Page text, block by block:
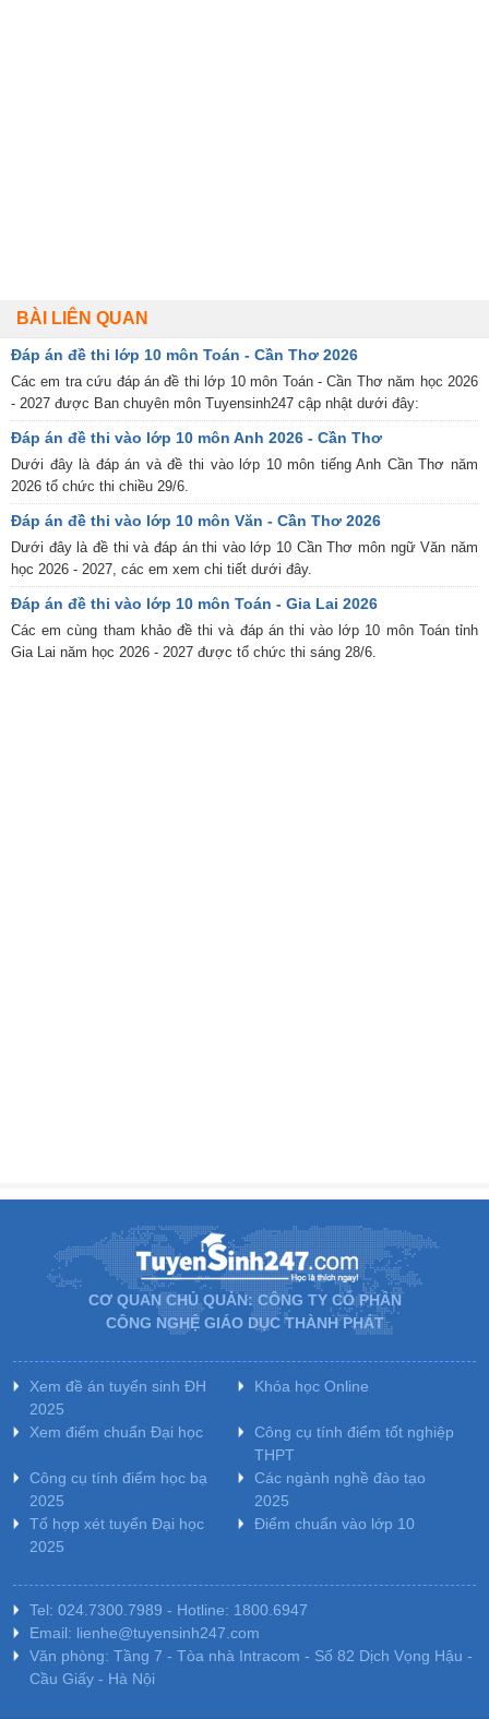
BÀI LIÊN QUAN
Đáp án đề thi lớp 10 môn Toán - Cần Thơ 2026
Các em tra cứu đáp án đề thi lớp 10 môn Toán - Cần Thơ năm học 2026
- 2027 được Ban chuyên môn Tuyensinh247 cập nhật dưới đây:
Đáp án đề thi vào lớp 10 môn Anh 2026 - Cần Thơ
Dưới đây là đáp án và đề thi vào lớp 10 môn tiếng Anh Cần Thơ năm
2026 tổ chức thi chiều 29/6.
Đáp án đề thi vào lớp 10 môn Văn - Cần Thơ 2026
Dưới đây là đề thi và đáp án thi vào lớp 10 Cần Thơ môn ngữ Văn năm
học 2026 - 2027, các em xem chi tiết dưới đây.
Đáp án đề thi vào lớp 10 môn Toán - Gia Lai 2026
Các em cùng tham khảo đề thi và đáp án thi vào lớp 10 môn Toán tỉnh
Gia Lai năm học 2026 - 2027 được tổ chức thi sáng 28/6.
CƠ QUAN CHỦ QUẢN: CÔNG TY CỔ PHẦN
CÔNG NGHỆ GIÁO DỤC THÀNH PHÁT
Xem đề án tuyển sinh ĐH
2025
Khóa học Online
Xem điểm chuẩn Đại học
Công cụ tính điểm tốt nghiệp
THPT
Công cụ tính điểm học bạ
2025
Các ngành nghề đào tạo
2025
Tổ hợp xét tuyển Đại học
2025
Điểm chuẩn vào lớp 10
Tel: 024.7300.7989 - Hotline: 1800.6947
Email: lienhe@tuyensinh247.com
Văn phòng: Tầng 7 - Tòa nhà Intracom - Số 82 Dịch Vọng Hậu -
Cầu Giấy - Hà Nội